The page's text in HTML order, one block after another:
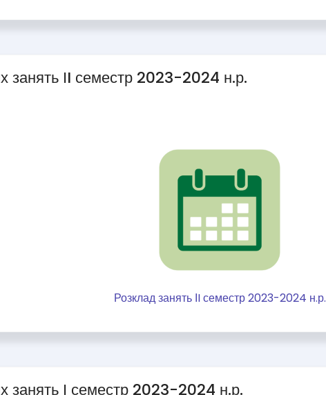
занять ІI семестр 2023-2024 н.р.
Розклад занять ІI семестр 2023-2024 н.р.
занять І семестр 2023-2024 н.р.